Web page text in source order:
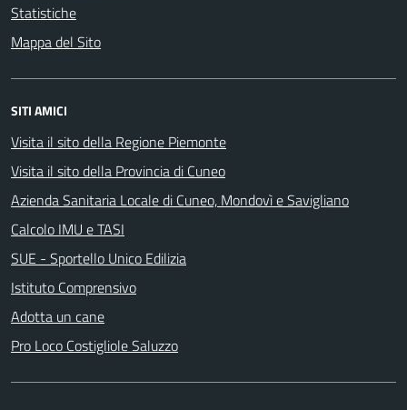
Statistiche
Mappa del Sito
SITI AMICI
Visita il sito della Regione Piemonte
Visita il sito della Provincia di Cuneo
Azienda Sanitaria Locale di Cuneo, Mondovì e Savigliano
Calcolo IMU e TASI
SUE - Sportello Unico Edilizia
Istituto Comprensivo
Adotta un cane
Pro Loco Costigliole Saluzzo